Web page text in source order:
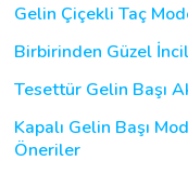
Gelin Çiçekli Taç
Birbirinden Güzel
Tesettür Gelin Başı
Kapalı Gelin Başı
Öneriler